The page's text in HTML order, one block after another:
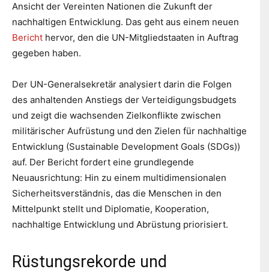
Ansicht der Vereinten Nationen die Zukunft der
nachhaltigen Entwicklung. Das geht aus einem neuen
Bericht hervor, den die UN-Mitgliedstaaten in Auftrag
gegeben haben.
Der UN-Generalsekretär analysiert darin die Folgen
des anhaltenden Anstiegs der Verteidigungsbudgets
und zeigt die wachsenden Zielkonflikte zwischen
militärischer Aufrüstung und den Zielen für nachhaltige
Entwicklung (Sustainable Development Goals (SDGs))
auf. Der Bericht fordert eine grundlegende
Neuausrichtung: Hin zu einem multidimensionalen
Sicherheitsverständnis, das die Menschen in den
Mittelpunkt stellt und Diplomatie, Kooperation,
nachhaltige Entwicklung und Abrüstung priorisiert.
Rüstungsrekorde und